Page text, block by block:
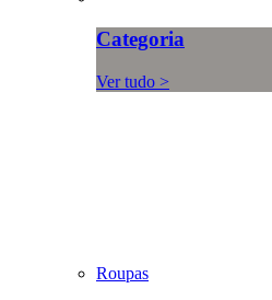
Categoria
Ver tudo >
Roupas